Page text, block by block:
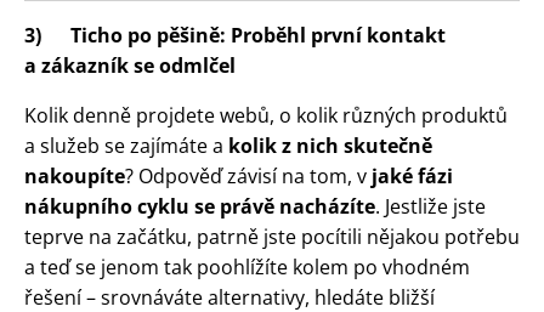
3) Ticho po pěšině: Proběhl první kontakt
a zákazník se odmlčel
Kolik denně projdete webů, o kolik různých produktů
a služeb se zajímáte a kolik z nich skutečně
nakoupíte? Odpověď závisí na tom, v jaké fázi
nákupního cyklu se právě nacházíte. Jestliže jste
teprve na začátku, patrně jste pocítili nějakou potřebu
a teď se jenom tak poohlížíte kolem po vhodném
řešení – srovnáváte alternativy, hledáte bližší